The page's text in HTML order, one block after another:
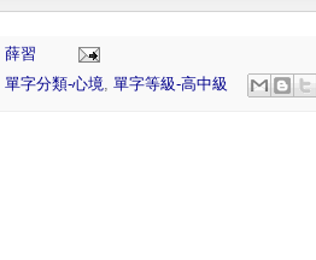
薛習
單字分類-心境, 單字等級-高中級